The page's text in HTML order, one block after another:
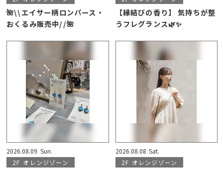
🌺\\エイサー柄ロンパース・
おくるみ販売中//🌺
【縁結びの香り】 気持ちが整
うフレグランス🌿✨
2026.08.09 Sun.
2F オレンジゾーン
2026.08.08 Sat.
2F オレンジゾーン